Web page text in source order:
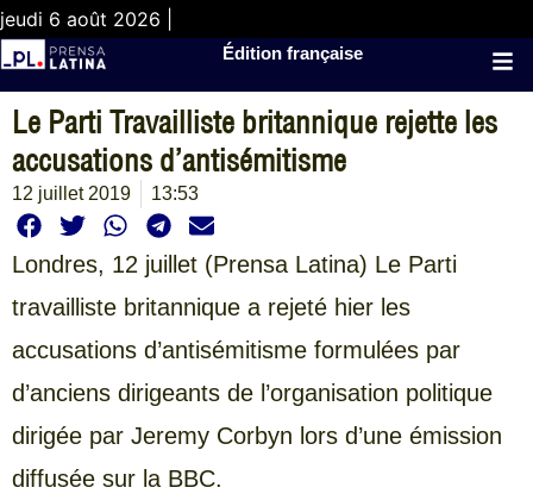
jeudi 6 août 2026 |
Édition française
Le Parti Travailliste britannique rejette les
accusations d’antisémitisme
12 juillet 2019 13:53
Londres, 12 juillet (Prensa Latina) Le Parti
travailliste britannique a rejeté hier les
accusations d’antisémitisme formulées par
d’anciens dirigeants de l’organisation politique
dirigée par Jeremy Corbyn lors d’une émission
diffusée sur la BBC.